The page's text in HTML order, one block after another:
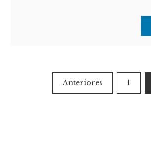
Paginación
Anteriores 1